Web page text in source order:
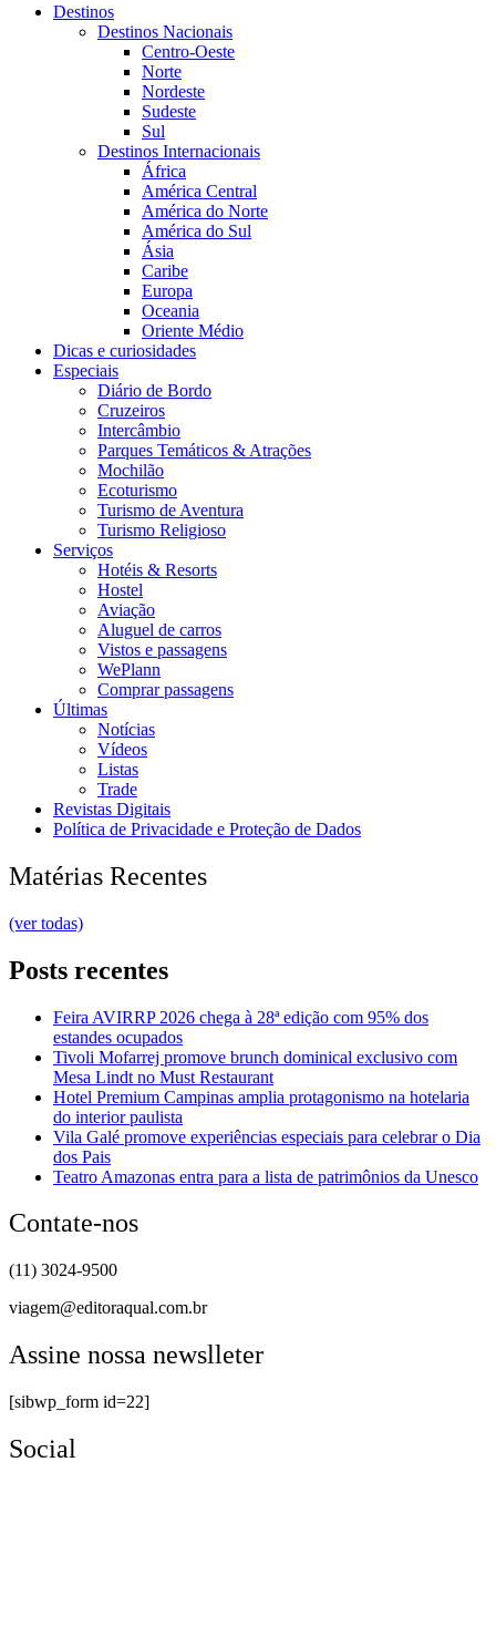
Destinos
Destinos Nacionais
Centro-Oeste
Norte
Nordeste
Sudeste
Sul
Destinos Internacionais
África
América Central
América do Norte
América do Sul
Ásia
Caribe
Europa
Oceania
Oriente Médio
Dicas e curiosidades
Especiais
Diário de Bordo
Cruzeiros
Intercâmbio
Parques Temáticos & Atrações
Mochilão
Ecoturismo
Turismo de Aventura
Turismo Religioso
Serviços
Hotéis & Resorts
Hostel
Aviação
Aluguel de carros
Vistos e passagens
WePlann
Comprar passagens
Últimas
Notícias
Vídeos
Listas
Trade
Revistas Digitais
Política de Privacidade e Proteção de Dados
Matérias Recentes
(ver todas)
Posts recentes
Feira AVIRRP 2026 chega à 28ª edição com 95% dos
estandes ocupados
Tivoli Mofarrej promove brunch dominical exclusivo com
Mesa Lindt no Must Restaurant
Hotel Premium Campinas amplia protagonismo na hotelaria
do interior paulista
Vila Galé promove experiências especiais para celebrar o Dia
dos Pais
Teatro Amazonas entra para a lista de patrimônios da Unesco
Contate-nos
(11) 3024-9500
viagem@editoraqual.com.br
Assine nossa newslleter
[sibwp_form id=22]
Social